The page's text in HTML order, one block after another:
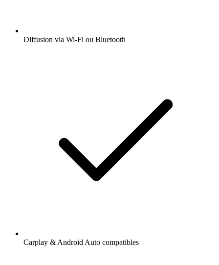
Diffusion via Wi-Fi ou Bluetooth
Carplay & Android Auto compatibles